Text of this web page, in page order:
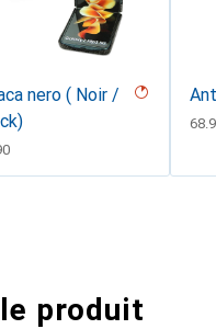
nero ( Noir /
CHF
produit